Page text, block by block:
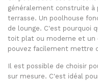
généralement construite à
terrasse. Un poolhouse
de lounge. C'est pourquoi
toit plat ou moderne et un
pouvez facilement mettre
Il est possible de choisir
sur mesure. C'est idéal